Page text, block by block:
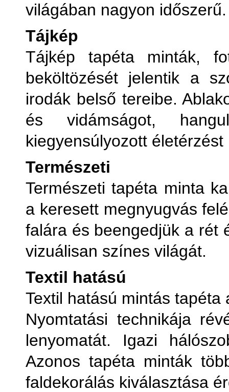
világában nagyon időszerű.
Tájkép
Tájkép tapéta minták,
beköltözését jelentik a
irodák belső tereibe.
és vidámságot,
kiegyensúlyozott
Természeti
Természeti tapéta minta
a keresett megnyugvás
falára és beengedjük a rét
vizuálisan színes világát.
Textil hatású
Textil hatású mintás
Nyomtatási technikája
lenyomatát. Igazi
Azonos tapéta minták
faldekorálás kiválasztása